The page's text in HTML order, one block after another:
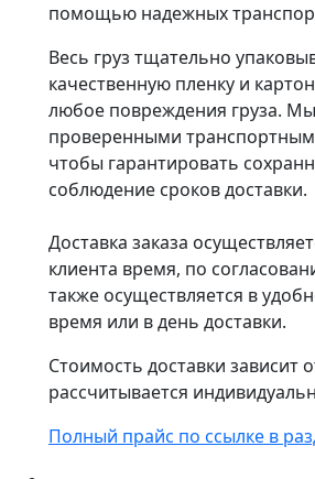
помощью надежных
Весь груз тщательно
качественную пленку и
любое повреждения груза.
проверенными
чтобы гарантировать
соблюдение сроков доставки.
Доставка заказа
клиента время, по
также осуществляется в
время или в день доставки.
Стоимость доставки зависит
рассчитывается
Полный прайс по ссылке в